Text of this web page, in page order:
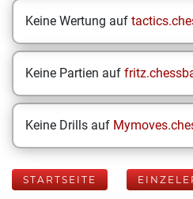
Keine Wertung auf
Keine Partien auf
Keine Drills auf
STARTSEITE